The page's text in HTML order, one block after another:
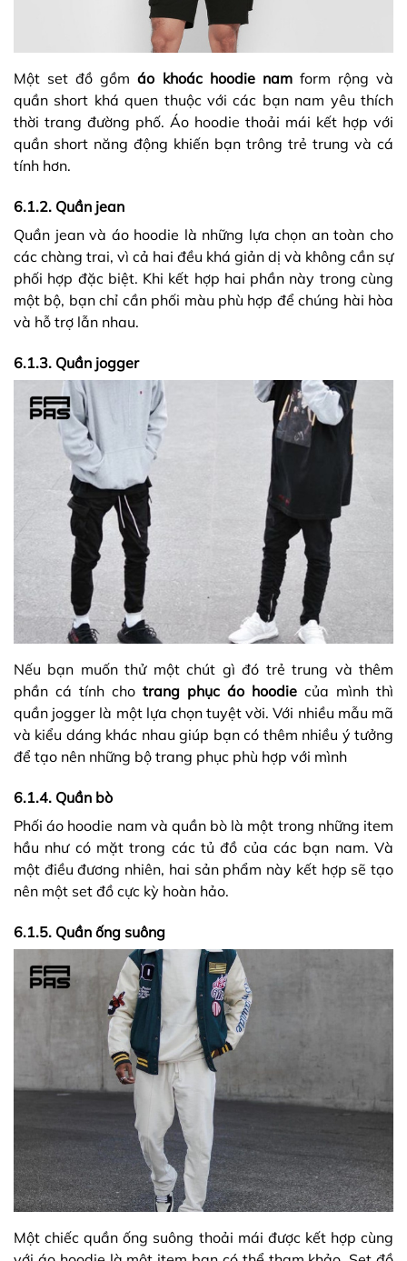
Một set đồ gồm áo khoác hoodie namform rộng và
quần short khá quen thuộc với các bạn nam yêu thích
thời trang đường phố. Áo hoodie thoải mái kết hợp với
quần short năng động khiến bạn trông trẻ trung và cá
tính hơn.
6.1.2. Quần jean
Quần jean và áo hoodie là những lựa chọn an toàn cho
các chàng trai, vì cả hai đều khá giản dị và không cần sự
phối hợp đặc biệt. Khi kết hợp hai phần này trong cùng
một bộ, bạn chỉ cần phối màu phù hợp để chúng hài hòa
và hỗ trợ lẫn nhau.
6.1.3. Quần jogger
Nếu bạn muốn thử một chút gì đó trẻ trung và thêm
phần cá tính cho trang phục áo hoodie của mình thì
quần jogger là một lựa chọn tuyệt vời. Với nhiều mẫu mã
và kiểu dáng khác nhau giúp bạn có thêm nhiều ý tưởng
để tạo nên những bộ trang phục phù hợp với mình
6.1.4. Quần bò
Phối áo hoodie nam và quần bò là một trong những item
hầu như có mặt trong các tủ đồ của các bạn nam. Và
một điều đương nhiên, hai sản phẩm này kết hợp sẽ tạo
nên một set đồ cực kỳ hoàn hảo.
6.1.5. Quần ống suông
Một chiếc quần ống suông thoải mái được kết hợp cùng